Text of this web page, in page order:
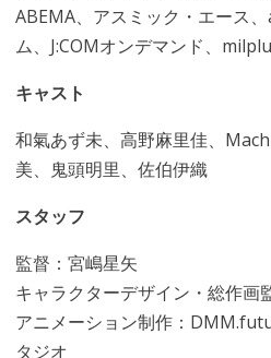
ABEMA、アスミック・エース
ム、J:COMオンデマンド、
キャスト
和氣あず未、高野麻里佳、
美、鬼頭明里、佐伯伊織
スタッフ
監督：宮嶋星矢
キャラクターデザイン・総作画
アニメーション制作：
タジオ